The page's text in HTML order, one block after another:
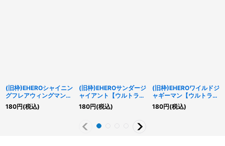
(旧枠)EHEROシャイニン
グフレアウィングマン
【ウルトラ】{LPG1-
JP045}《融合》
180円(税込)
(旧枠)EHEROサンダージ
ャイアント【ウルトラ】
{LPG1-JP042}《融合》
180円(税込)
(旧枠)EHEROワイルドジ
ャギーマン【ウルトラ】
{LPG1-JP044}《融合》
180円(税込)